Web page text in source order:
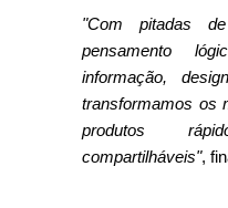
"Com pitadas
pensamento
informação,
transformamos os
produtos
compartilháveis",